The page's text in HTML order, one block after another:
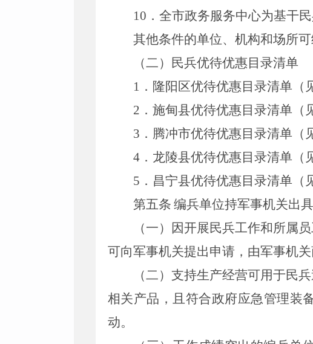
10 ． 全市政务服务中心为基干民
其他条件的单位、机构和场所
（二）民兵优待优惠目录清单
1 ． 隆阳区优待优惠目录清单（
2 ． 施甸县优待优惠目录清单（
3 ． 腾冲市优待优惠目录清单（
4 ． 龙陵县优待优惠目录清单（
5 ． 昌宁县优待优惠目录清单（
第五条 编兵单位持军事机关出
（一）因开展民兵工作和所属
可向军事机关提出申请，由军事机
（二）支持生产经营可用于民
相关产品，且符合政府应急管理装
动。